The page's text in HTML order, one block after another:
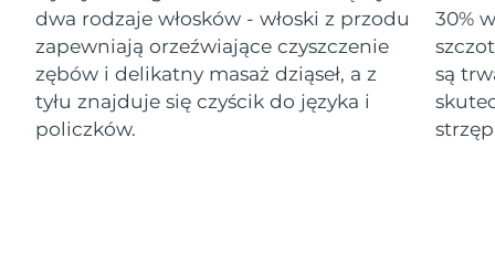
dwa rodzaje włosków - włoski z przodu
zapewniają orzeźwiające czyszczenie
zębów i delikatny masaż dziąseł, a z
tyłu znajduje się czyścik do języka i
policzków.
30%
są
Izrael
Oczekiwany czas dostawy
Włochy
Oczekiwany czas dostawy
8/8/26